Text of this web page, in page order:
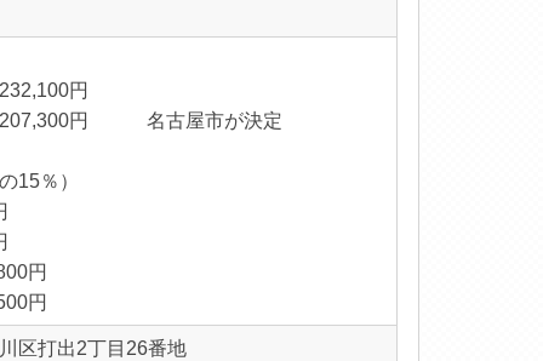
円
円 名古屋市が決定
15％）
円
円
区打出2丁目26番地